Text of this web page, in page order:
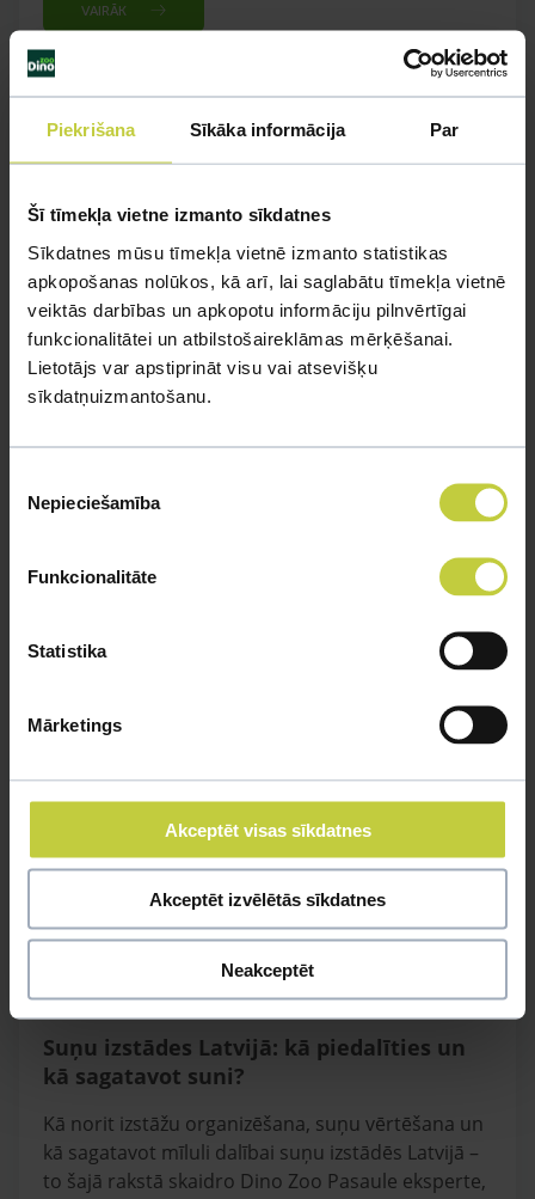
Piekrišana Sīkāka informācija Par
Šī tīmekļa vietne izmanto sīkdatnes
Sīkdatnes mūsu tīmekļa vietnē izmanto statistikas
apkopošanas nolūkos, kā arī, lai saglabātu tīmekļa vietnē
veiktās darbības un apkopotu informāciju pilnvērtīgai
funkcionalitātei un atbilstošaireklāmas mērķēšanai.
Lietotājs var apstiprināt visu vai atsevišķu
sīkdatņuizmantošanu.
izvēle
Nepieciešamība
Funkcionalitāte
Statistika
Mārketings
Akceptēt visas sīkdatnes
Akceptēt izvēlētās sīkdatnes
Neakceptēt
VAIRĀK
Dzīvnieku patversmes Latvijā: kur
Kur meklēt informāciju par dzīvnieku patversmēm
Latvijā, kādas ir to darbības nianses un kādi ir
patversmju iemītnieku ikdienu - lasi raksta
VAIRĀK
Suņu izstādes Latvijā: kā piedalīties un
kā sagatavot suni?
Kā norit izstāžu organizēšana, suņu vērtēšana un
kā sagatavot mīluli dalībai suņu izstādēs Latvijā –
to šajā rakstā skaidro Dino Zoo Pasaule eksperte,